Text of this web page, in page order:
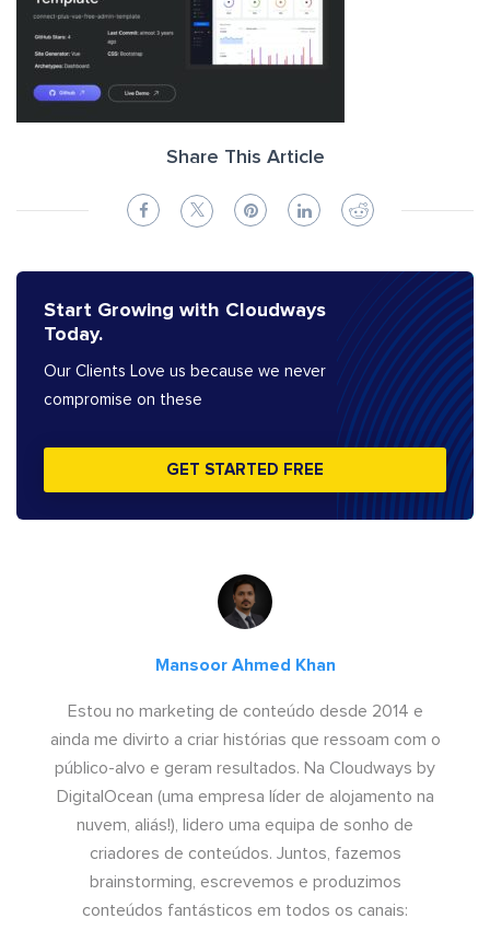
Share This Article
Start Growing with Cloudways
Today.
Our Clients Love us because we never
compromise on these
GET STARTED FREE
Mansoor Ahmed Khan
Estou no marketing de conteúdo desde 2014 e
ainda me divirto a criar histórias que ressoam com o
público-alvo e geram resultados. Na Cloudways by
DigitalOcean (uma empresa líder de alojamento na
nuvem, aliás!), lidero uma equipa de sonho de
criadores de conteúdos. Juntos, fazemos
brainstorming, escrevemos e produzimos
conteúdos fantásticos em todos os canais: